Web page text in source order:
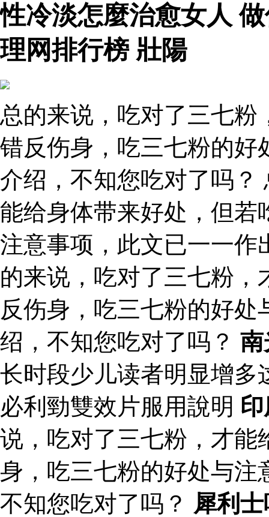
性冷淡怎麼治愈女人
理网排行榜 壯陽
总的来说，吃对了三七粉
错反伤身，吃三七粉的好
介绍，不知您吃对了吗？
能给身体带来好处，但若
注意事项，此文已一一作
的来说，吃对了三七粉
反伤身，吃三七粉的好
绍，不知您吃对了吗？ 南
长时段少儿读者明显增
必利勁雙效片服用說明
说，吃对了三七粉，才能
身，吃三七粉的好处与注
不知您吃对了吗？ 犀利